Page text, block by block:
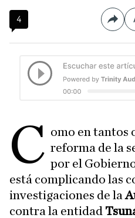
4
C omo en tantos
reforma de la
por el
está complicando las
investigaciones de la
contra la entidad